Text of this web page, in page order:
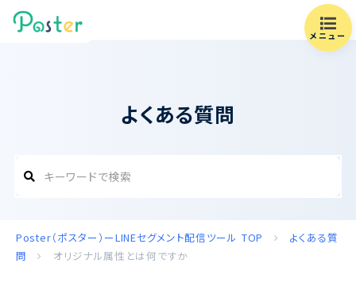
メニュー
よくある質問
Poster（ポスター）ーLINEセグメント配信ツール TOP
よくある質
問
オリジナル属性とは何ですか